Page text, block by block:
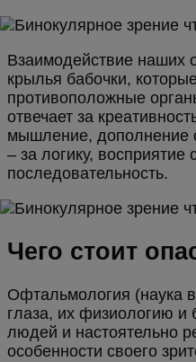
Взаимодействие наших
крылья бабочки,
противоположные
отвечает за
мышление, дополнение
– за логику, восприятие
последовательность.
Чего стоит
Офтальмология (наука
глаза, их физиологию и
людей и настоятельно
особенности своего